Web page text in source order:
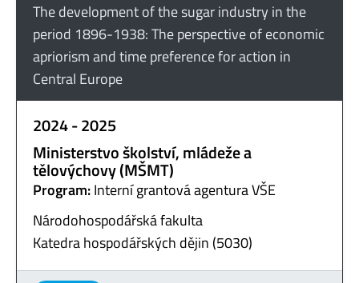
The development of the sugar industry in the
period 1896-1938: The perspective of economic
apriorism and time preference for action in
Central Europe
2024 - 2025
Ministerstvo školství, mládeže a
tělovýchovy (MŠMT)
Program:Interní grantová agentura VŠE
Národohospodářská fakulta
Katedra hospodářských dějin (5030)